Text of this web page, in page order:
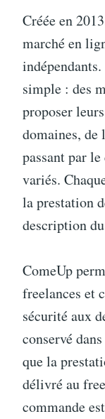
Créée en
marché en
simple : des
proposer
domaines, de
passant par
variés.
la prestation
description
ComeUp
freelances et
sécurité aux
conservé
que la
délivré au
commande